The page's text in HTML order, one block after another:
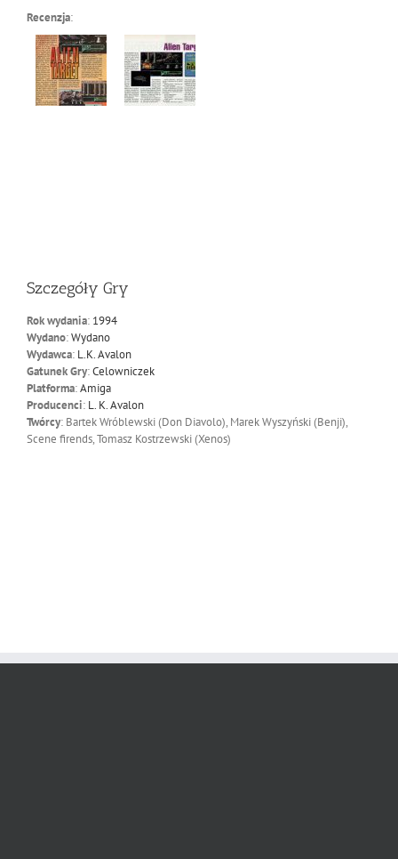
Recenzja:
Szczegóły Gry
Rok wydania: 1994
Wydano:Wydano
Wydawca: L.K. Avalon
Gatunek Gry:Celowniczek
Platforma:Amiga
Producenci: L. K. Avalon
Twórcy: Bartek Wróblewski (Don Diavolo), Marek Wyszyński (Benji),
Scene firends, Tomasz Kostrzewski (Xenos)